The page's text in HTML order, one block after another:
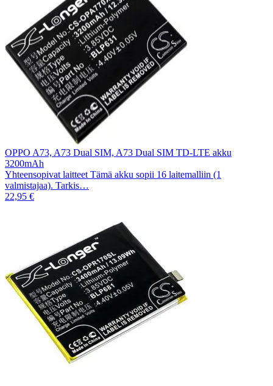
OPPO A73, A73 Dual SIM, A73 Dual SIM TD-LTE akku
3200mAh
Yhteensopivat laitteet Tämä akku sopii 16 laitemalliin (1
valmistajaa). Tarkis…
22,95 €